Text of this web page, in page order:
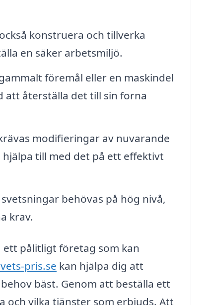
konstruera och tillverka
en säker arbetsmiljö.
föremål eller en maskindel
att återställa det till sin forna
modifieringar av nuvarande
till med det på ett effektivt
behövas på hög nivå,
krav.
pålitligt företag som kan
pris.se kan hjälpa dig att
bäst. Genom att beställa ett
och vilka tjänster som erbjuds. Att